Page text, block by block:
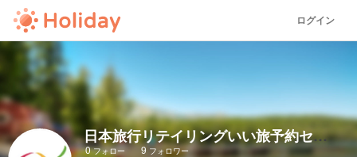
ログイン
日本旅行リテイリングいい旅予約センター
0フォロー 9 フォロワー